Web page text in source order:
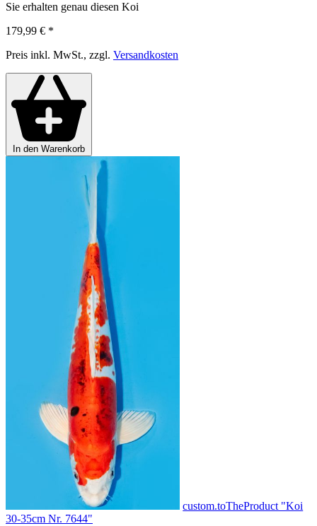
Sie erhalten genau diesen Koi
179,99 € *
Preis inkl. MwSt., zzgl. Versandkosten
In den Warenkorb
custom.toTheProduct "Koi
30-35cm Nr. 7644"